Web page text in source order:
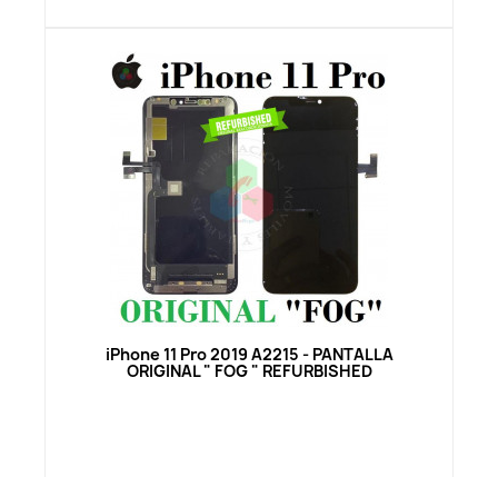
Vista rápida
iPhone 11 Pro 2019 A2215 - PANTALLA
ORIGINAL " FOG " REFURBISHED